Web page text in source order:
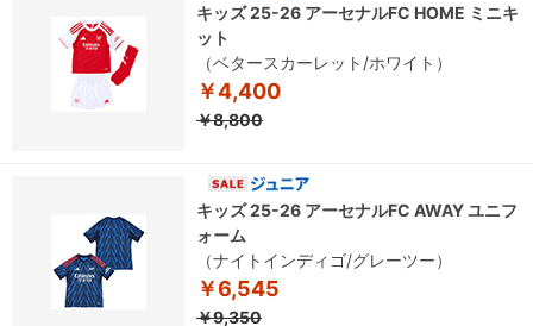
キッズ 25-26 アーセナルFC HOME ミニキ
ット
（ベタースカーレット/ホワイト）
￥4,400
￥8,800
キッズ 25-26 アーセナルFC AWAY ユニフ
ォーム
（ナイトインディゴ/グレーツー）
￥6,545
￥9,350